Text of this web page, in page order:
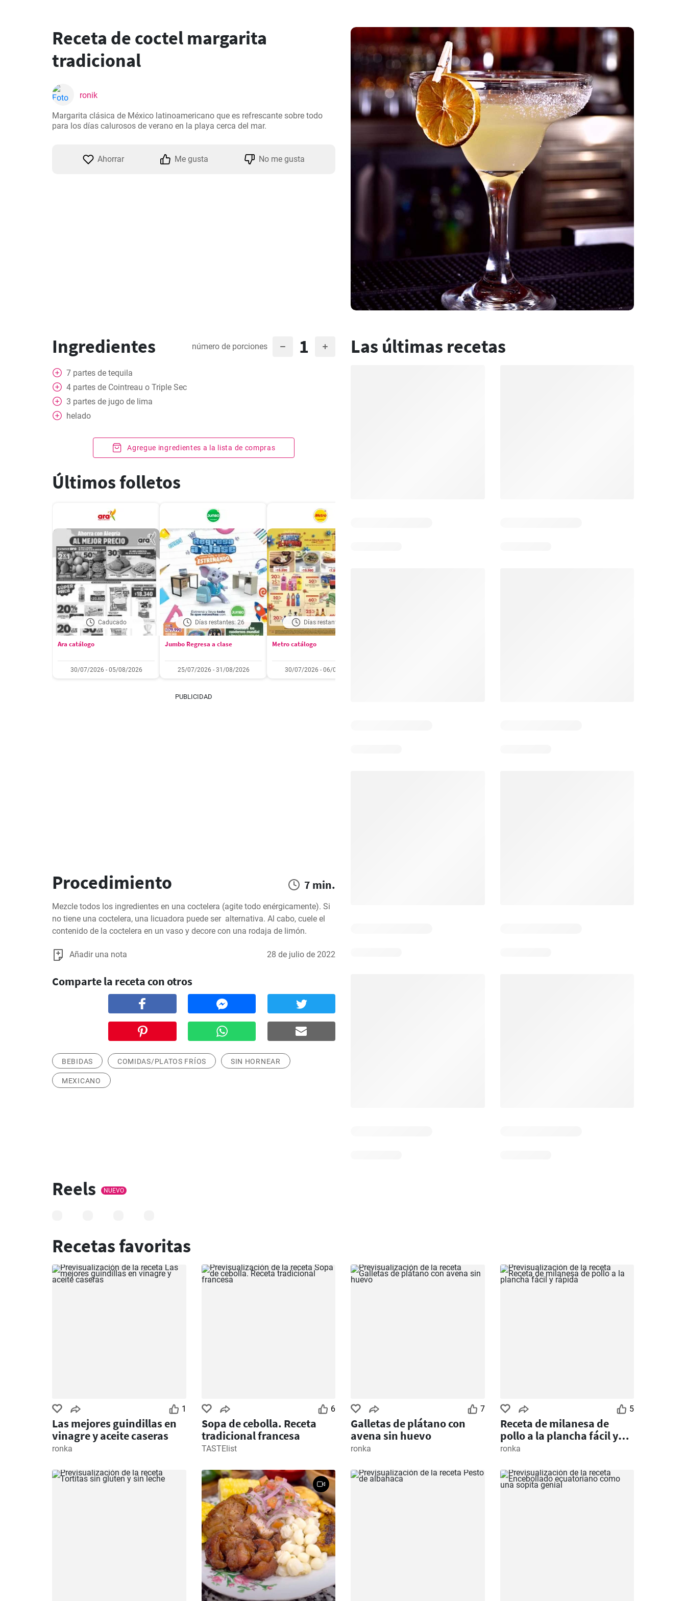
Receta de coctel margarita
tradicional
ronik
Margarita clásica de México latinoamericano que es refrescante sobre todo
para los días calurosos de verano en la playa cerca del mar.
Ahorrar Me gusta No me gusta
Ingredientes número de porciones 1
7 partes de tequila
4 partes de Cointreau o Triple Sec
3 partes de jugo de lima
helado
Agregue ingredientes a la lista de compras
Últimos folletos
Caducado
Ara catálogo
30/07/2026 - 05/08/2026
Días restantes: 26
Jumbo Regresa a clase
25/07/2026 - 31/08/2026
Días restantes: 1
Metro catálogo
30/07/2026 - 06/08/2026
PUBLICIDAD
Procedimiento 7 min.
Mezcle todos los ingredientes en una coctelera (agite todo enérgicamente). Si
no tiene una coctelera, una licuadora puede ser  alternativa. Al cabo, cuele el
contenido de la coctelera en un vaso y decore con una rodaja de limón.
Añadir una nota 28 de julio de 2022
Comparte la receta con otros
BEBIDAS COMIDAS/PLATOS FRÍOS SIN HORNEAR
MEXICANO
Las últimas recetas
Reels NUEVO
Recetas favoritas
1
Las mejores guindillas en
vinagre y aceite caseras
ronka
6
Sopa de cebolla. Receta
tradicional francesa
TASTElist
7
Galletas de plátano con
avena sin huevo
ronka
5
Receta de milanesa de
pollo a la plancha fácil y
rápida
ronka